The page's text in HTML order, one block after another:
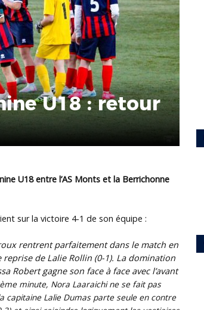
U18 : retour
U18 entre l’AS Monts et la Berrichonne
sur la victoire 4-1 de son équipe :
rentrent parfaitement dans le match en
de Lalie Rollin (0-1). La domination
Robert gagne son face à face avec l’avant
minute, Nora Laaraichi ne se fait pas
capitaine Lalie Dumas parte seule en contre